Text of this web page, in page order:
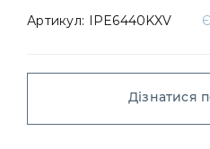
Артикул: IPE6440KXV
Дізнатися